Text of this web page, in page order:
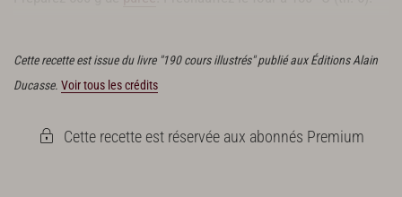
Cette recette est issue du livre "190 cours illustrés" publié aux Éditions Alain
Ducasse. Voir tous les crédits
Cette recette est réservée aux abonnés Premium